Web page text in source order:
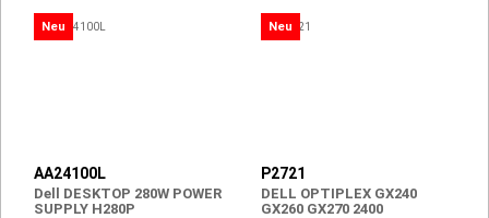
Neu
AA24100L
Dell DESKTOP 280W POWER
SUPPLY H280P
Neu
P2721
DELL OPTIPLEX GX240
GX260 GX270 2400